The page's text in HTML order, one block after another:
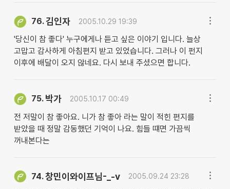
76.김인자 2005.10.29 19:39
'당신이 참 좋다' 누구에게나 듣고 싶은 이야기 입니다. 늘상
고맙고 감사하게 아침편지 받고 있었습니다. 그러나 이 펀지
이후에 배달이 오지 않네요. 다시 보내 주셨으면 합니다.
75. 박가 2005.10.17 00:49
전 저말이 참 좋아요. 니가 참 좋아 라는 말이 적힌 편지를
받았을 때 정말 감동했던 기억이 나요. 힘들 떄면 가끔씩
꺼내본다는
74.창민이와이프님-_-v 2005.09.24 23:28